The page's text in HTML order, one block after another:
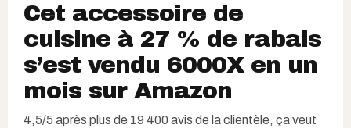
Cet accessoire de
cuisine à 27 % de rabais
s’est vendu 6000X en un
mois sur Amazon
4,5/5 après plus de 19 400 avis de la clientèle, ça veut